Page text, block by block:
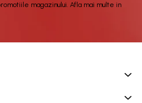
magazinului. Afla mai multe in